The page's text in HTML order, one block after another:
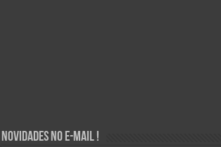
Novidades no E-mail !